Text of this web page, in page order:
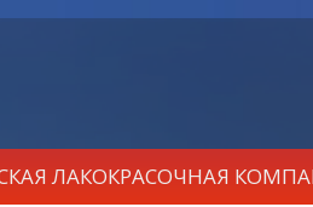
ЛАКОКРАСОЧНАЯ